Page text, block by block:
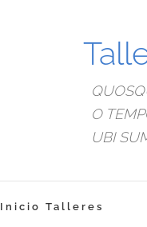
O
UBI
Inicio Talleres